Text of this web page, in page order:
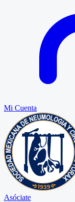
Mi Cuenta
Asóciate